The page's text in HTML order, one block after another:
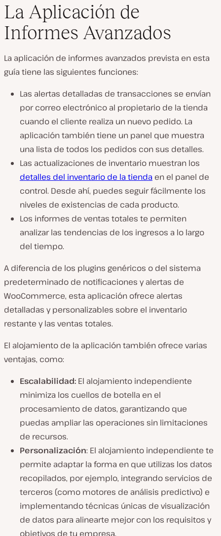
La Aplicación de
Informes Avanzados
La aplicación de informes avanzados prevista en esta
guía tiene las siguientes funciones:
Las alertas detalladas de transacciones se envían
por correo electrónico al propietario de la tienda
cuando el cliente realiza un nuevo pedido. La
aplicación también tiene un panel que muestra
una lista de todos los pedidos con sus detalles.
Las actualizaciones de inventario muestran los
detalles del inventario de la tienda en el panel de
control. Desde ahí, puedes seguir fácilmente los
niveles de existencias de cada producto.
Los informes de ventas totales te permiten
analizar las tendencias de los ingresos a lo largo
del tiempo.
A diferencia de los plugins genéricos o del sistema
predeterminado de notificaciones y alertas de
WooCommerce, esta aplicación ofrece alertas
detalladas y personalizables sobre el inventario
restante y las ventas totales.
El alojamiento de la aplicación también ofrece varias
ventajas, como:
Escalabilidad: El alojamiento independiente
minimiza los cuellos de botella en el
procesamiento de datos, garantizando que
puedas ampliar las operaciones sin limitaciones
de recursos.
Personalización: El alojamiento independiente te
permite adaptar la forma en que utilizas los datos
recopilados, por ejemplo, integrando servicios de
terceros (como motores de análisis predictivo) e
implementando técnicas únicas de visualización
de datos para alinearte mejor con los requisitos y
objetivos de tu empresa.